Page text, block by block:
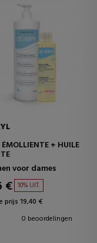
ÉMOLLIENTE + HUILE
voor dames
€ 10% UIT.
prijs 19,40 €
0 beoordelingen